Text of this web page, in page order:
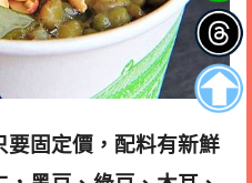
要固定價，配料有新鮮